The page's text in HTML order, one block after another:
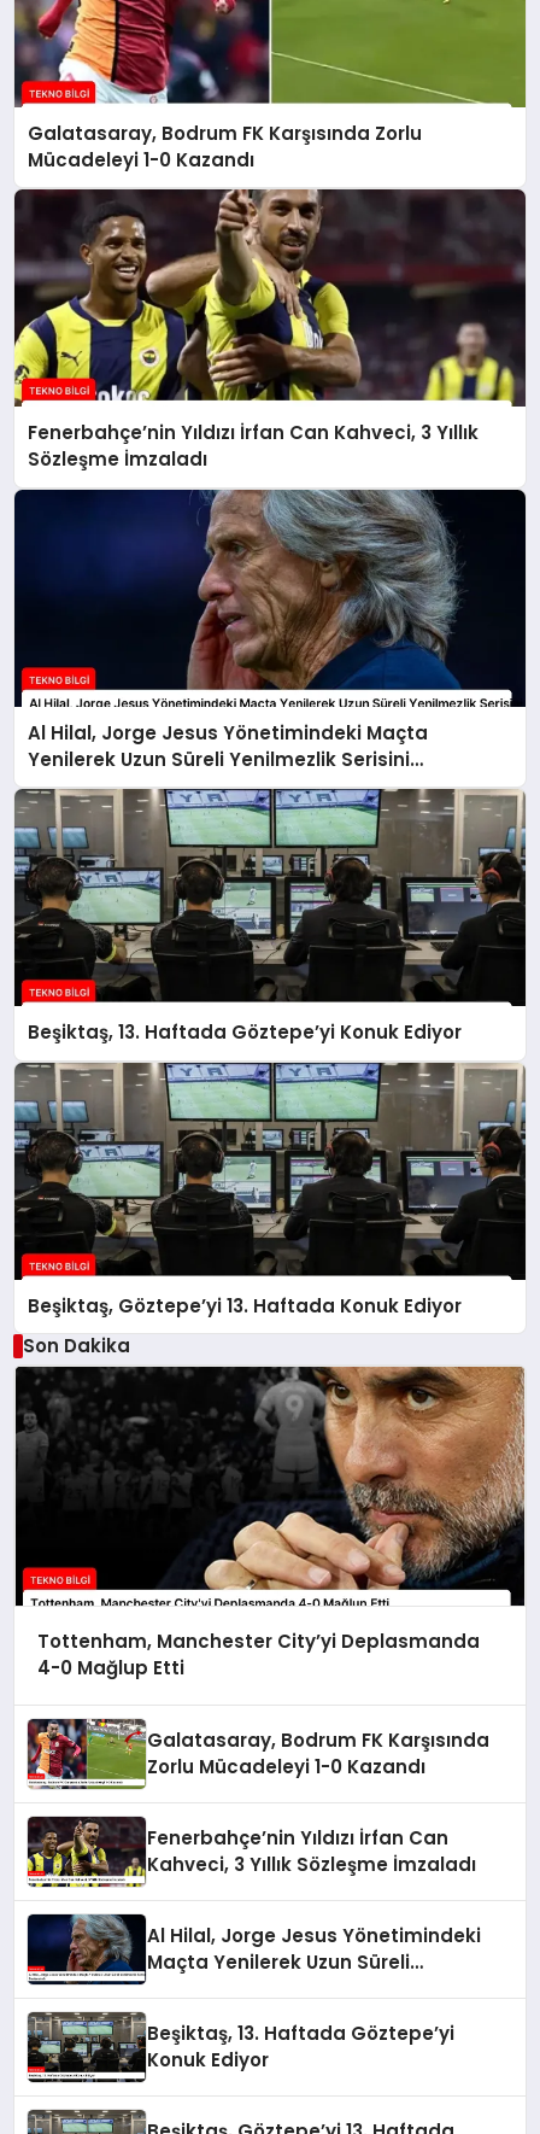
Galatasaray, Bodrum FK Karşısında Zorlu
Mücadeleyi 1-0 Kazandı
Fenerbahçe’nin Yıldızı İrfan Can Kahveci, 3 Yıllık
Sözleşme İmzaladı
Al Hilal, Jorge Jesus Yönetimindeki Maçta
Yenilerek Uzun Süreli Yenilmezlik Serisini
Sonlandırdı
Beşiktaş, 13. Haftada Göztepe’yi Konuk Ediyor
Beşiktaş, Göztepe’yi 13. Haftada Konuk Ediyor
Son Dakika
Tottenham, Manchester City’yi Deplasmanda
4-0 Mağlup Etti
Galatasaray, Bodrum FK Karşısında
Zorlu Mücadeleyi 1-0 Kazandı
Fenerbahçe’nin Yıldızı İrfan Can
Kahveci, 3 Yıllık Sözleşme İmzaladı
Al Hilal, Jorge Jesus Yönetimindeki
Maçta Yenilerek Uzun Süreli
Beşiktaş, 13. Haftada Göztepe’yi
Konuk Ediyor